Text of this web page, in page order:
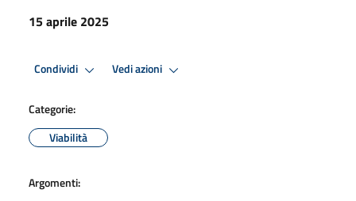
15 aprile 2025
Condividi Vedi azioni
Categorie:
Viabilità
Argomenti: